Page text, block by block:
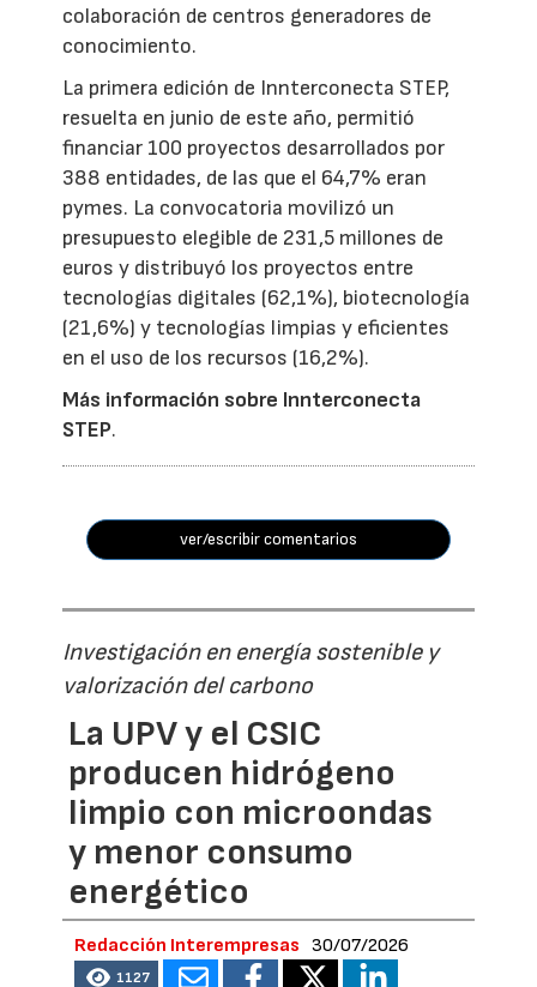
colaboración de centros generadores de
conocimiento.
La primera edición de Innterconecta STEP,
resuelta en junio de este año, permitió
financiar 100 proyectos desarrollados por
388 entidades, de las que el 64,7% eran
pymes. La convocatoria movilizó un
presupuesto elegible de 231,5 millones de
euros y distribuyó los proyectos entre
tecnologías digitales (62,1%), biotecnología
(21,6%) y tecnologías limpias y eficientes
en el uso de los recursos (16,2%).
Más información sobre Innterconecta
STEP.
ver/escribir comentarios
Investigación en energía sostenible y
valorización del carbono
La UPV y el CSIC
producen hidrógeno
limpio con microondas
y menor consumo
energético
Redacción Interempresas 30/07/2026
1127